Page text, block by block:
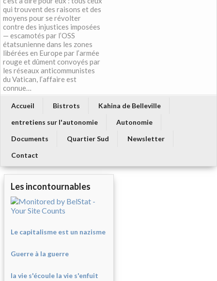
qui trouvent des raisons et des
moyens pour se révolter
contre des injustices imposées
— escamotés par l’OSS
étatsunienne dans les zones
libérées en Europe par l’armée
rouge et dûment convoyés par
les réseaux anticommunistes
du Vatican, l’affaire est
connue…
Accueil Bistrots
Kahina de Belleville
entretiens sur l'autonomie
Autonomie
Documents
Quartier Sud
Newsletter
Contact
Les incontournables
Le capitalisme est un nazisme
Guerre à la guerre
la vie s'écoule la vie s'enfuit